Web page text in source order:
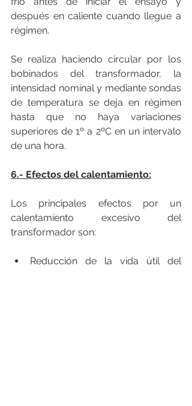
después en caliente cuando llegue a
régimen.
Se realiza haciendo circular por los
bobinados del transformador, la
intensidad nominal y mediante sondas
de temperatura se deja en régimen
hasta que no haya variaciones
superiores de 1º a 2ºC en un intervalo
de una hora.
6.- Efectos del calentamiento:
Los principales efectos por un
calentamiento excesivo del
transformador son:
Reducción de la vida útil del